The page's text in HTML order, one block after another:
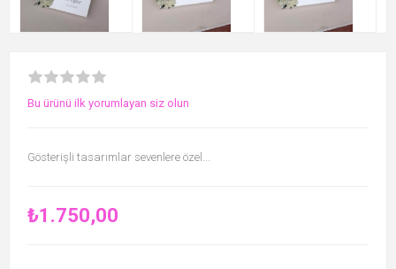
Bu ürünü ilk yorumlayan siz olun
Gösterişli tasarımlar sevenlere özel...
₺1.750,00